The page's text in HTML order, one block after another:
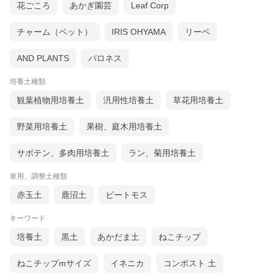
花ごころ あかぎ園芸 Leaf Corp
チャーム（ペット） IRIS OHYAMA リーベ
AND PLANTS バロネス
培養土種類
観葉植物用培養土 汎用性培養土 草花用培養土
野菜用培養土 果樹、庭木用培養土
サボテン、多肉用培養土 ラン、菊用培養土
単用、調整土種類
赤玉土 鹿沼土 ピートモス
キーワード
培養土 黒土 あかだま土 ねこチップ
ねこチップmサイズ イネニカ コンポスト 土